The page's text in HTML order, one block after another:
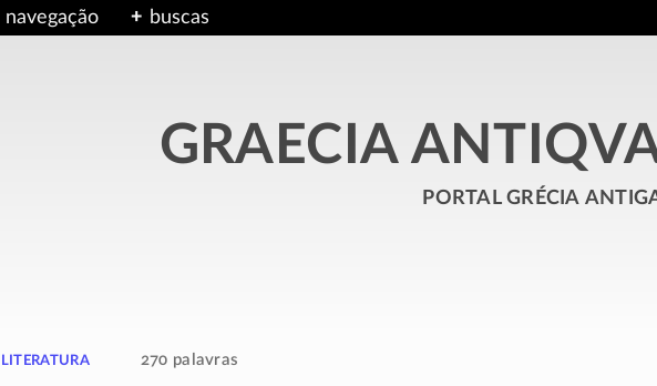
navegação buscas
GRAECIA
portal grécia
literatura 270 palavras